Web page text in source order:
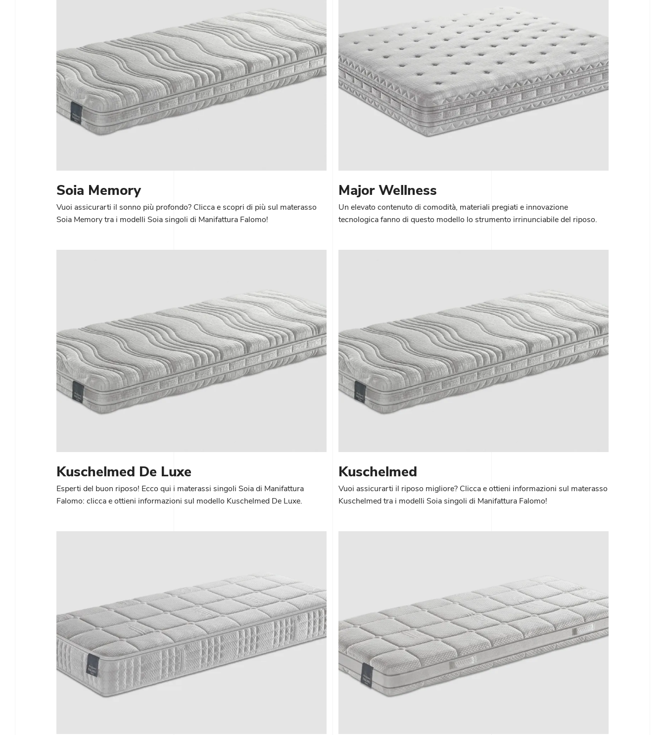
Soia Memory
Vuoi assicurarti il sonno più profondo? Clicca e scopri di più sul materasso
Soia Memory tra i modelli Soia singoli di Manifattura Falomo!
Major Wellness
Un elevato contenuto di comodità, materiali pregiati e innovazione
tecnologica fanno di questo modello lo strumento irrinunciabile del riposo.
Kuschelmed De Luxe
Esperti del buon riposo! Ecco qui i materassi singoli Soia di Manifattura
Falomo: clicca e ottieni informazioni sul modello Kuschelmed De Luxe.
Kuschelmed
Vuoi assicurarti il riposo migliore? Clicca e ottieni informazioni sul materasso
Kuschelmed tra i modelli Soia singoli di Manifattura Falomo!